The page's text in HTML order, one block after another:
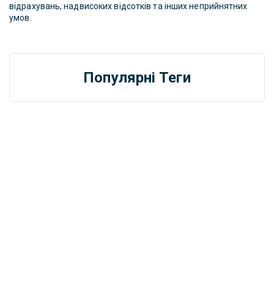
відрахувань, надвисоких відсотків та інших неприйнятних
умов.
Популярні Теги